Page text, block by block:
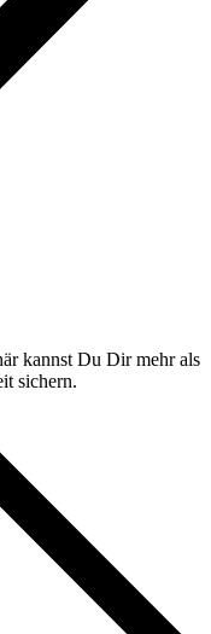
kannst Du Dir mehr als
sichern.